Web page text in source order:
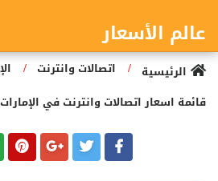
عالم الأسعار
الرئيسية / اتصالات وانترنت /
قائمة اسعار اتصالات وانترنت في الإمارات